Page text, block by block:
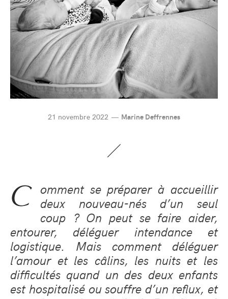
21 novembre 2022 Marine Deffrennes
C omment se préparer à accueillir
deux nouveau-nés d’un seul
coup ? On peut se faire aider,
entourer, déléguer intendance et
logistique. Mais comment déléguer
l’amour et les câlins, les nuits et les
difficultés quand un des deux enfants
est hospitalisé ou souffre d’un reflux, et